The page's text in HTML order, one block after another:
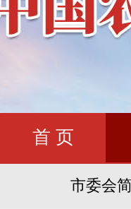
首 页
市委会